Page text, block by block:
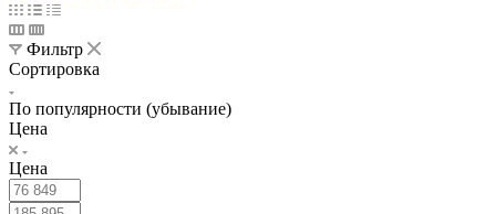
Фильтр
Сортировка
По популярности (убывание)
Цена
Цена